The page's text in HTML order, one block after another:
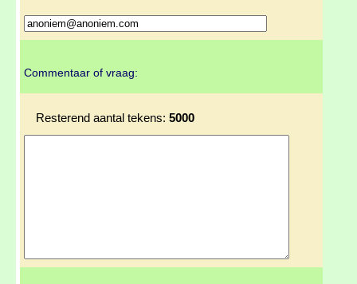
Commentaar of vraag:
Resterend aantal tekens: 5000